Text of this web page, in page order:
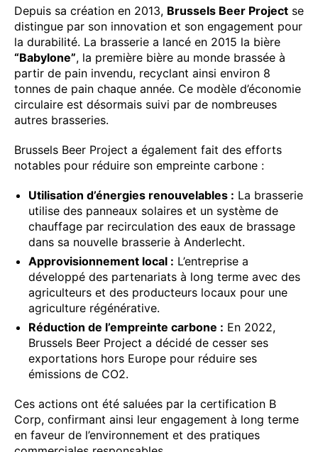
Depuis sa création en 2013, Brussels Beer Project se
distingue par son innovation et son engagement pour
la durabilité. La brasserie a lancé en 2015 la bière
“Babylone”, la première bière au monde brassée à
partir de pain invendu, recyclant ainsi environ 8
tonnes de pain chaque année. Ce modèle d’économie
circulaire est désormais suivi par de nombreuses
autres brasseries.
Brussels Beer Project a également fait des efforts
notables pour réduire son empreinte carbone :
Utilisation d’énergies renouvelables : La brasserie
utilise des panneaux solaires et un système de
chauffage par recirculation des eaux de brassage
dans sa nouvelle brasserie à Anderlecht.
Approvisionnement local : L’entreprise a
développé des partenariats à long terme avec des
agriculteurs et des producteurs locaux pour une
agriculture régénérative.
Réduction de l’empreinte carbone : En 2022,
Brussels Beer Project a décidé de cesser ses
exportations hors Europe pour réduire ses
émissions de CO2.
Ces actions ont été saluées par la certification B
Corp, confirmant ainsi leur engagement à long terme
en faveur de l’environnement et des pratiques